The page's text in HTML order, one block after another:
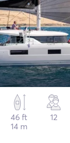
46 ft
14 m
12